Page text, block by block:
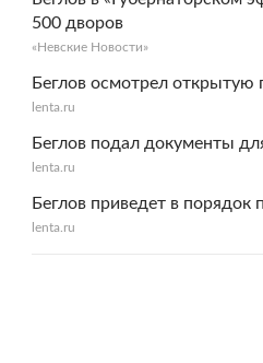
500 дворов
«Невские Новости»
Беглов осмотрел открытую
lenta.ru
Беглов подал документы
lenta.ru
Беглов приведет в порядок
lenta.ru